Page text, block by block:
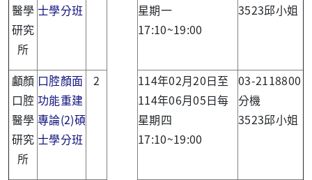
醫學
研究
所
士學分班
星期一
17:10~19:00
3523邱小姐
顱顏
口腔
醫學
研究
所
口腔顏面
功能重建
專論(2)碩
士學分班
2
114年02月20日至
114年06月05日每
星期四
17:10~19:00
03-2118800
分機
3523邱小姐